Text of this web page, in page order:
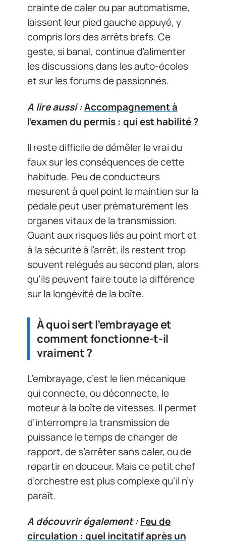
crainte de caler ou par automatisme,
laissent leur pied gauche appuyé, y
compris lors des arrêts brefs. Ce
geste, si banal, continue d’alimenter
les discussions dans les auto-écoles
et sur les forums de passionnés.
A lire aussi :Accompagnement à
l'examen du permis : qui est habilité ?
Il reste difficile de démêler le vrai du
faux sur les conséquences de cette
habitude. Peu de conducteurs
mesurent à quel point le maintien sur la
pédale peut user prématurément les
organes vitaux de la transmission.
Quant aux risques liés au point mort et
à la sécurité à l’arrêt, ils restent trop
souvent relégués au second plan, alors
qu’ils peuvent faire toute la différence
sur la longévité de la boîte.
À quoi sert l’embrayage et
comment fonctionne-t-il
vraiment ?
L’embrayage, c’est le lien mécanique
qui connecte, ou déconnecte, le
moteur à la boîte de vitesses. Il permet
d’interrompre la transmission de
puissance le temps de changer de
rapport, de s’arrêter sans caler, ou de
repartir en douceur. Mais ce petit chef
d’orchestre est plus complexe qu’il n’y
paraît.
A découvrir également :Feu de
circulation : quel incitatif après un